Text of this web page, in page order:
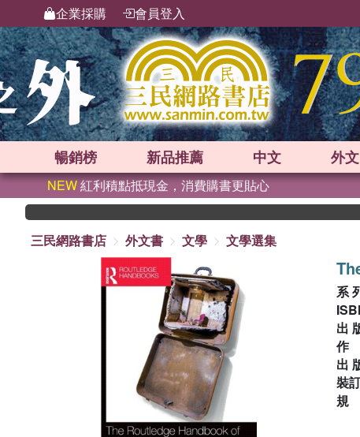
企業採購 會員登入
暢銷榜 新品推薦 中文 外文
NEW紅利積點抵現金，消費購書更貼心
三民網路書店
外文書 文學 文學選集
系
出
出
裝